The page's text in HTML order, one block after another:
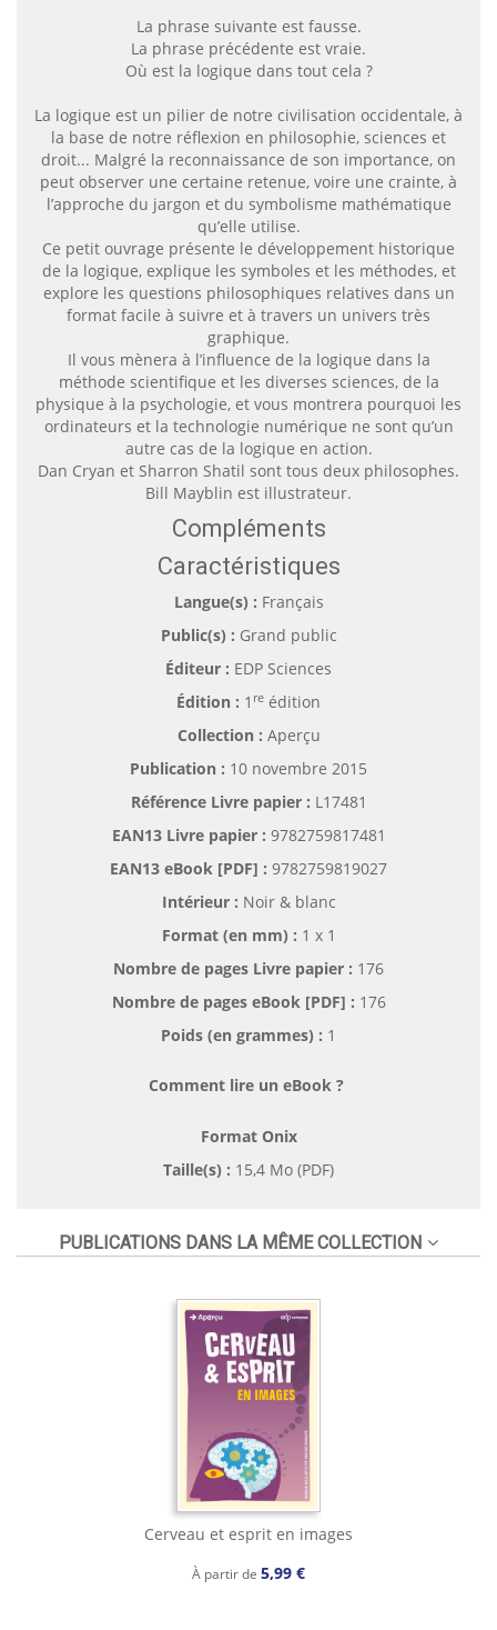
La phrase suivante est fausse.
La phrase précédente est vraie.
Où est la logique dans tout cela ?
La logique est un pilier de notre civilisation occidentale, à
la base de notre réflexion en philosophie, sciences et
droit... Malgré la reconnaissance de son importance, on
peut observer une certaine retenue, voire une crainte, à
l’approche du jargon et du symbolisme mathématique
qu’elle utilise.
Ce petit ouvrage présente le développement historique
de la logique, explique les symboles et les méthodes, et
explore les questions philosophiques relatives dans un
format facile à suivre et à travers un univers très
graphique.
Il vous mènera à l’influence de la logique dans la
méthode scientifique et les diverses sciences, de la
physique à la psychologie, et vous montrera pourquoi les
ordinateurs et la technologie numérique ne sont qu’un
autre cas de la logique en action.
Dan Cryan et Sharron Shatil sont tous deux philosophes.
Bill Mayblin est illustrateur.
Compléments
Caractéristiques
Langue(s) : Français
Public(s) : Grand public
Éditeur : EDP Sciences
Édition : 1 re édition
Collection : Aperçu
Publication : 10 novembre 2015
Référence Livre papier : L17481
EAN13 Livre papier : 9782759817481
EAN13 eBook [PDF] : 9782759819027
Intérieur : Noir & blanc
Format (en mm) : 1 x 1
Nombre de pages Livre papier : 176
Nombre de pages eBook [PDF] : 176
Poids (en grammes) : 1
Comment lire un eBook ?
Format Onix
Taille(s) : 15,4 Mo (PDF)
PUBLICATIONS DANS LA MÊME COLLECTION
Cerveau et esprit en images
À partir de 5,99 €